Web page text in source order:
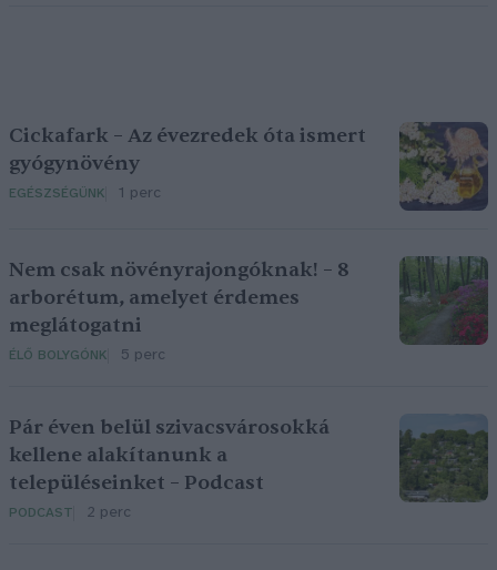
Cickafark – Az évezredek óta ismert
gyógynövény
EGÉSZSÉGÜNK 1 perc
Nem csak növényrajongóknak! – 8
arborétum, amelyet érdemes
meglátogatni
ÉLŐ BOLYGÓNK 5 perc
Pár éven belül szivacsvárosokká
kellene alakítanunk a
településeinket – Podcast
PODCAST 2 perc